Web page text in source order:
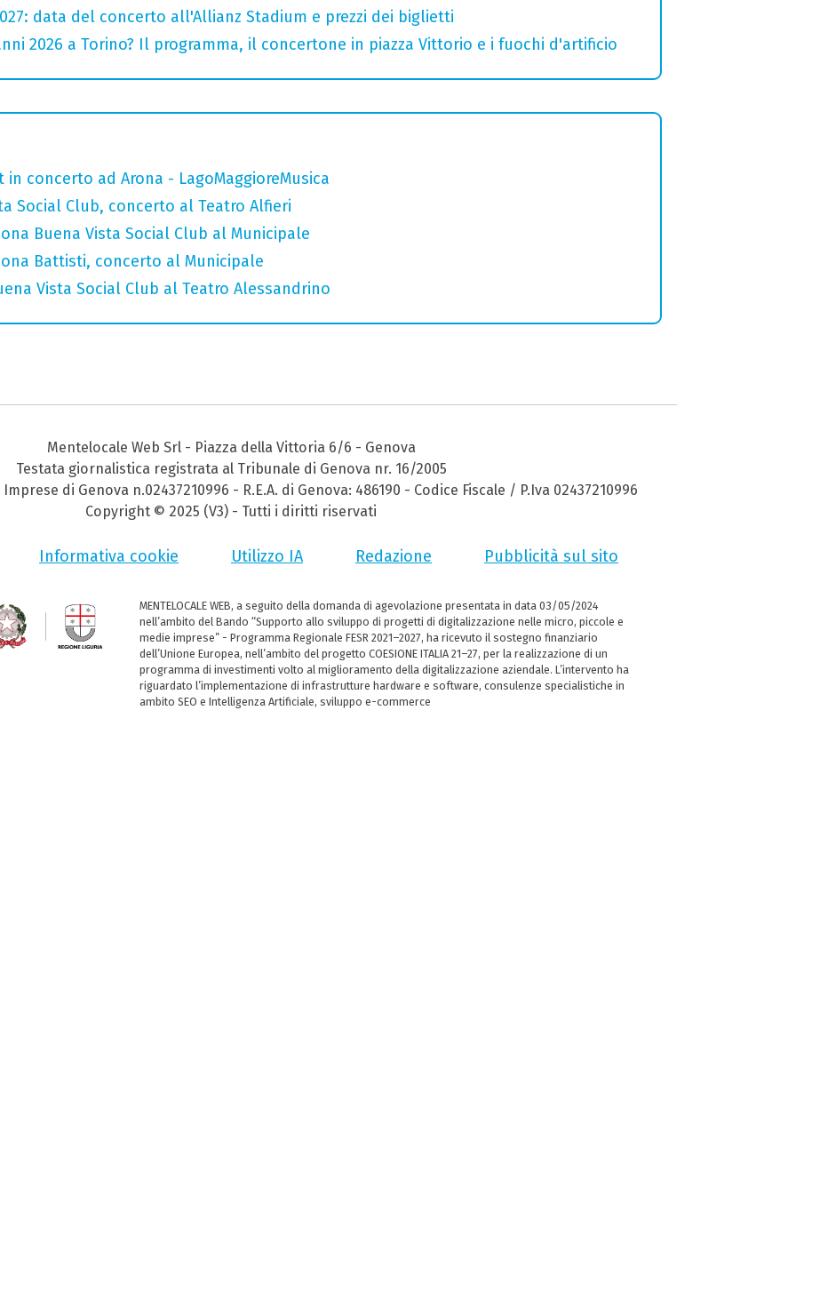
data del concerto all'Allianz Stadium e prezzi dei biglietti
2026 a Torino? Il programma, il concertone in piazza Vittorio e i fuochi d'artificio
concerto ad Arona - LagoMaggioreMusica
Social Club, concerto al Teatro Alfieri
Buena Vista Social Club al Municipale
Battisti, concerto al Municipale
Vista Social Club al Teatro Alessandrino
Mentelocale Web Srl - Piazza della Vittoria 6/6 - Genova
Testata giornalistica registrata al Tribunale di Genova nr. 16/2005
di Genova n.02437210996 - R.E.A. di Genova: 486190 - Codice Fiscale / P.Iva 02437210996
Copyright © 2025 (V3) - Tutti i diritti riservati
Informativa cookie Utilizzo IA Redazione Pubblicità sul sito
MENTELOCALE WEB, a seguito della domanda di agevolazione presentata in data 03/05/2024
nell’ambito del Bando “Supporto allo sviluppo di progetti di digitalizzazione nelle micro, piccole e
medie imprese” - Programma Regionale FESR 2021–2027, ha ricevuto il sostegno finanziario
dell’Unione Europea, nell’ambito del progetto COESIONE ITALIA 21–27, per la realizzazione di un
programma di investimenti volto al miglioramento della digitalizzazione aziendale. L’intervento ha
riguardato l’implementazione di infrastrutture hardware e software, consulenze specialistiche in
ambito SEO e Intelligenza Artificiale, sviluppo e-commerce